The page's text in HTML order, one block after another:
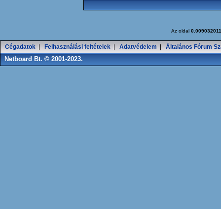
Az oldal
Cégadatok Felhasználási feltételek Adatvédelem Általános Fórum
Netboard Bt. © 2001-2023.